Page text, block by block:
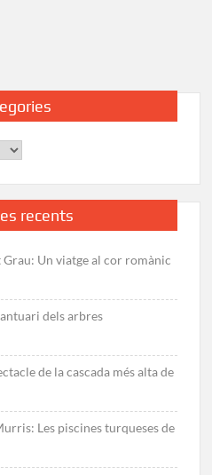
recents
Grau: Un viatge al cor romànic
dels arbres
de la cascada més alta de
Les piscines turqueses de